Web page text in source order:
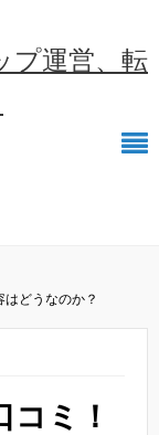
プ運営、転
どうなのか？
ミ！